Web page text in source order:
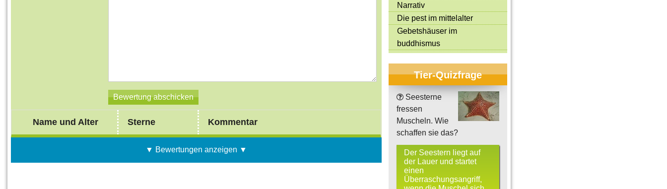
Name und Alter Sterne Kommentar
▼ Bewertungen anzeigen ▼
Narrativ
Die pest im mittelalter
Gebetshäuser im
buddhismus
Tier-Quizfrage
Seesterne
fressen
Muscheln. Wie
schaffen sie das?
Der Seestern liegt auf
der Lauer und startet
einen
Überraschungsangriff,